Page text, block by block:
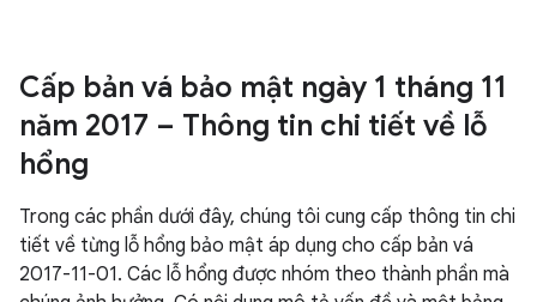
Cấp bản vá bảo mật ngày 1 tháng 11
năm 2017 – Thông tin chi tiết về lỗ
hổng
Trong các phần dưới đây, chúng tôi cung cấp thông tin chi
tiết về từng lỗ hổng bảo mật áp dụng cho cấp bản vá
2017-11-01. Các lỗ hổng được nhóm theo thành phần mà